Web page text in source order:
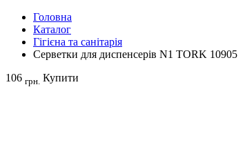
Головна
Каталог
Гігієна та санітарія
Серветки для диспенсерів N1 TORK 10905
106 грн. Купити